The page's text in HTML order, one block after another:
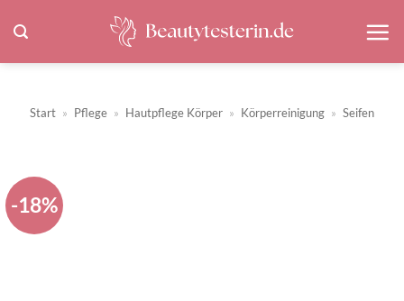
Inhalt
springen
Start » Pflege » Hautpflege Körper » Körperreinigung » Seifen
-18%